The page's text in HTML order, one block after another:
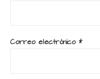
Correo electrónico *